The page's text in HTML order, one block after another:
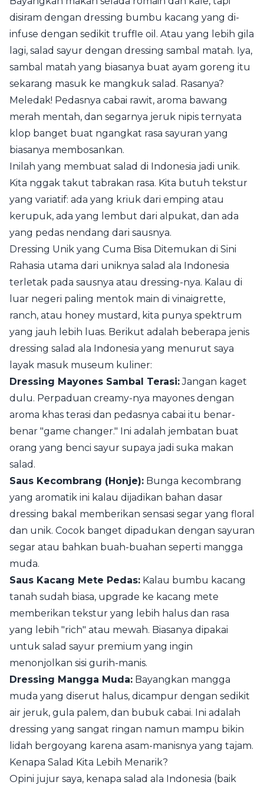
disiram dengan dressing bumbu kacang yang di-
infuse dengan sedikit truffle oil. Atau yang lebih gila
lagi, salad sayur dengan dressing sambal matah. Iya,
sambal matah yang biasanya buat ayam goreng itu
sekarang masuk ke mangkuk salad. Rasanya?
Meledak! Pedasnya cabai rawit, aroma bawang
merah mentah, dan segarnya jeruk nipis ternyata
klop banget buat ngangkat rasa sayuran yang
biasanya membosankan.
Inilah yang membuat salad di Indonesia jadi unik.
Kita nggak takut tabrakan rasa. Kita butuh tekstur
yang variatif: ada yang kriuk dari emping atau
kerupuk, ada yang lembut dari alpukat, dan ada
yang pedas nendang dari sausnya.
Dressing Unik yang Cuma Bisa Ditemukan di Sini
Rahasia utama dari uniknya salad ala Indonesia
terletak pada sausnya atau dressing-nya. Kalau di
luar negeri paling mentok main di vinaigrette,
ranch, atau honey mustard, kita punya spektrum
yang jauh lebih luas. Berikut adalah beberapa jenis
dressing salad ala Indonesia yang menurut saya
layak masuk museum kuliner:
Dressing Mayones Sambal Terasi:Jangan kaget
dulu. Perpaduan creamy-nya mayones dengan
aroma khas terasi dan pedasnya cabai itu benar-
benar "game changer." Ini adalah jembatan buat
orang yang benci sayur supaya jadi suka makan
salad.
Saus Kecombrang (Honje): Bunga kecombrang
yang aromatik ini kalau dijadikan bahan dasar
dressing bakal memberikan sensasi segar yang floral
dan unik. Cocok banget dipadukan dengan sayuran
segar atau bahkan buah-buahan seperti mangga
muda.
Saus Kacang Mete Pedas: Kalau bumbu kacang
tanah sudah biasa, upgrade ke kacang mete
memberikan tekstur yang lebih halus dan rasa
yang lebih "rich" atau mewah. Biasanya dipakai
untuk salad sayur premium yang ingin
menonjolkan sisi gurih-manis.
Dressing Mangga Muda: Bayangkan mangga
muda yang diserut halus, dicampur dengan sedikit
air jeruk, gula palem, dan bubuk cabai. Ini adalah
dressing yang sangat ringan namun mampu bikin
lidah bergoyang karena asam-manisnya yang tajam.
Kenapa Salad Kita Lebih Menarik?
Opini jujur saya, kenapa salad ala Indonesia (baik